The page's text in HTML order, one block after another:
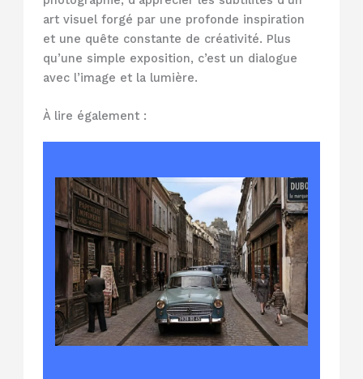
art visuel forgé par une profonde inspiration
et une quête constante de créativité. Plus
qu’une simple exposition, c’est un dialogue
avec l’image et la lumière.
À lire également :